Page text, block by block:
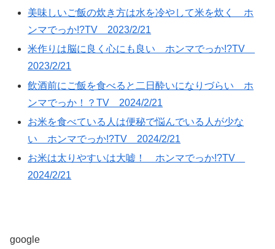
美味しいご飯の炊き方は水を冷やして米を炊く ホ
ンマでっか!?TV 2023/2/21
米作りは脳に良く心にも良い ホンマでっか!?TV
2023/2/21
飲酒前にご飯を食べると二日酔いになりづらい ホ
ンマでっか！？TV 2024/2/21
お米を食べている人は便秘で悩んでいる人が少な
い ホンマでっか!?TV 2024/2/21
お米は太りやすいは大嘘！ ホンマでっか!?TV
2024/2/21
google